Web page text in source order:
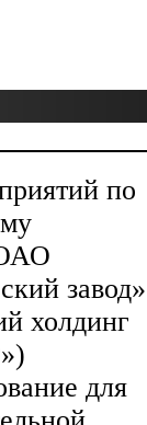
по
завод»
холдинг
для